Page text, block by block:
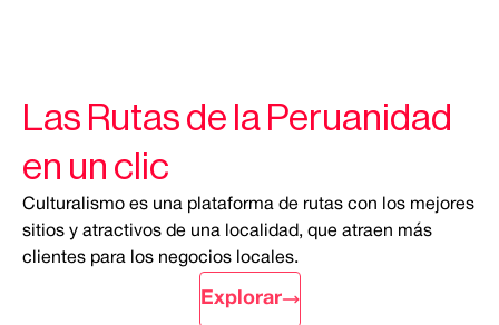
Las Rutas de la Peruanidad
en un clic
Culturalismo es una plataforma de rutas con los mejores
sitios y atractivos de una localidad, que atraen más
clientes para los negocios locales.
Explorar